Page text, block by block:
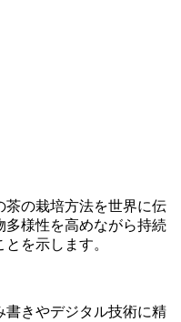
茶の栽培方法を世界に伝
多様性を高めながら持続
を示します。
書きやデジタル技術に精